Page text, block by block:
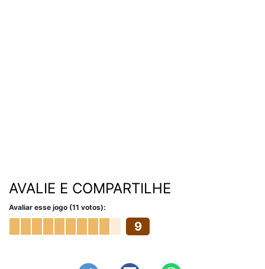
AVALIE E COMPARTILHE
Avaliar esse jogo (11 votos):
9